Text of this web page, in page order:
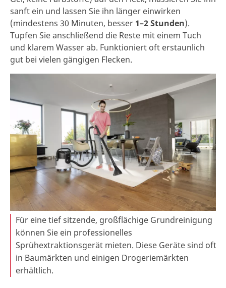
sanft ein und lassen Sie ihn länger einwirken
(mindestens 30 Minuten, besser 1–2 Stunden).
Tupfen Sie anschließend die Reste mit einem Tuch
und klarem Wasser ab. Funktioniert oft erstaunlich
gut bei vielen gängigen Flecken.
Für eine tief sitzende, großflächige Grundreinigung
können Sie ein professionelles
Sprühextraktionsgerät mieten. Diese Geräte sind oft
in Baumärkten und einigen Drogeriemärkten
erhältlich.